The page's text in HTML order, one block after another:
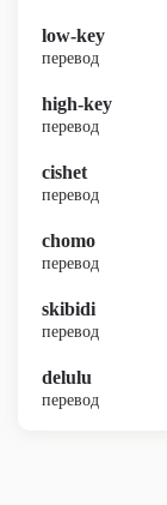
low-key
перевод
high-key
перевод
cishet
перевод
chomo
перевод
skibidi
перевод
delulu
перевод